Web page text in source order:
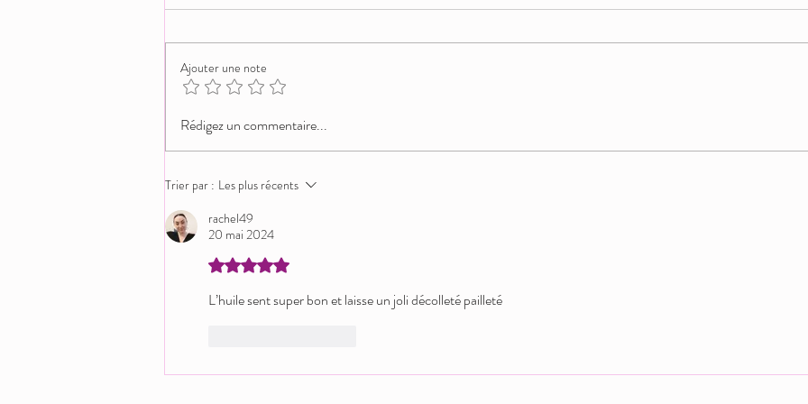
Lingerie grande taille : se sentir belle,
Ajouter une note
Rédigez un commentaire...
Trier par : Les plus récents
rachel49
20 mai 2024
Noté 5 étoiles sur 5.
L’huile sent super bon et laisse un joli décolleté pailleté